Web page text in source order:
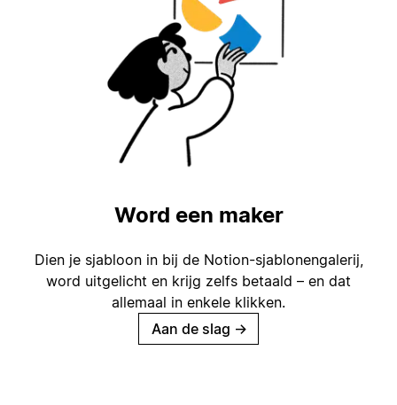
Word een maker
Dien je sjabloon in bij de Notion-sjablonengalerij,
word uitgelicht en krijg zelfs betaald – en dat
allemaal in enkele klikken.
Aan de slag →